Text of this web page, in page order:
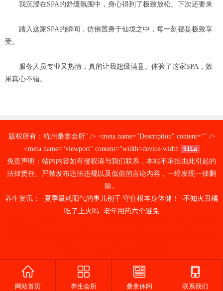
我沉浸在SPA的舒缓氛围中，身心得到了极致放松。下次还要来
踏入这家SPA的瞬间，仿佛置身于仙境之中，每一刻都是极致享
受。
服务人员专业又热情，真的让我超级满意。体验了这家SPA，效
果真心不错。
版权所有：杭州桑拿会所" /> <meta name="Description" content="" />
<meta name="viewport" content="width=device-width
51La
免责声明：站内内容如有侵权请与我们联系，本站不承担由此引起的
法律责任。严禁发布违法违规以及低俗的言论内容，一经发现一律删
除。
养生资讯： · 夏季最耗阳气的事儿别干 守住根本身体健！ ·不知火丑橘
吃了上火吗·老年用药六个避免
网站首页 养生会所 桑拿休闲 联系我们